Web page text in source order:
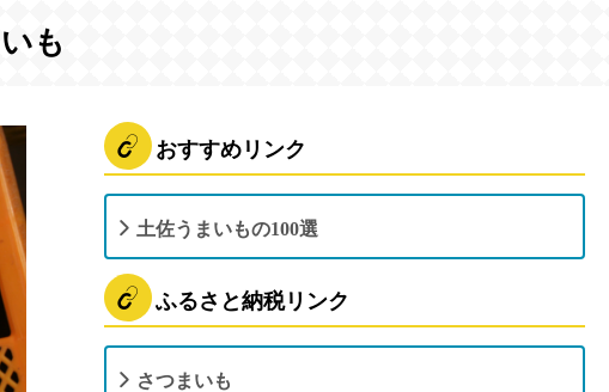
も
おすすめリンク
土佐うまいもの100選
ふるさと納税リンク
さつまいも